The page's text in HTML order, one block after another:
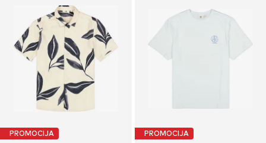
PROMOCIJA PROMOCIJA